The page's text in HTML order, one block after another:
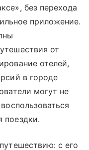
без перехода
приложение.
от
отелей,
в городе
могут не
поездки.
с его